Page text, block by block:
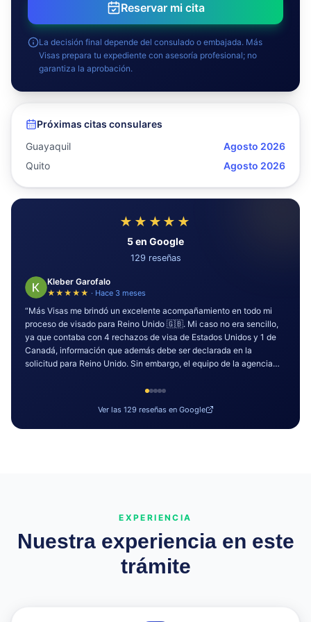
Reservar mi cita
La decisión final depende del consulado o embajada. Más
Visas prepara tu expediente con asesoría profesional; no
garantiza la aprobación.
Próximas citas consulares
Guayaquil
Agosto 2026
Quito
Agosto 2026
★★★★★
5en Google
129 reseñas
carlos alfredo alvarado rodas
★★★★★ · Hace 2 meses
"Quiero expresar mi más sincero agradecimiento a todo el equipo
de la Agencia de '' Más Visas ''por su apoyo, orientación y
profesionalismo durante mi proceso de visa para Canadá. Gracias a
su ayuda, mi visa fue aprobada. Aprecio mucho su dedicación y
acompañamiento en cada paso. ¡Muchas gracias por hacer posible
Ver las 129reseñas en Google
EXPERIENCIA
Nuestra experiencia en este
trámite